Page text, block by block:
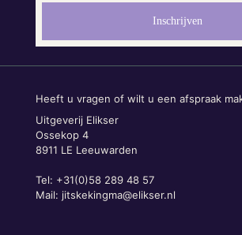
Heeft u vragen of wilt u een afspraak
Uitgeverij Elikser
Ossekop 4
8911 LE Leeuwarden
Tel: +31(0)58 289 48 57
Mail: jitskekingma@elikser.nl